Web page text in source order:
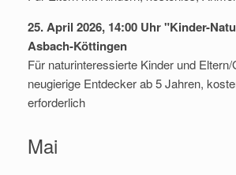
25. April 2026, 14:00 Uhr "Kinder-
Asbach-Köttingen
Für naturinteressierte Kinder und
neugierige Entdecker ab 5 Jahren,
erforderlich
Mai